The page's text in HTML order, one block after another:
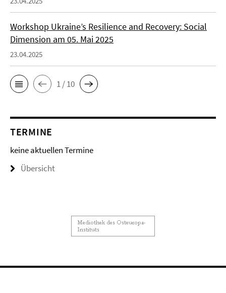
Workshop Ukraine’s Resilience and Recovery: Social
Dimension am 05. Mai 2025
23.04.2025
1 / 10
TERMINE
keine aktuellen Termine
Übersicht